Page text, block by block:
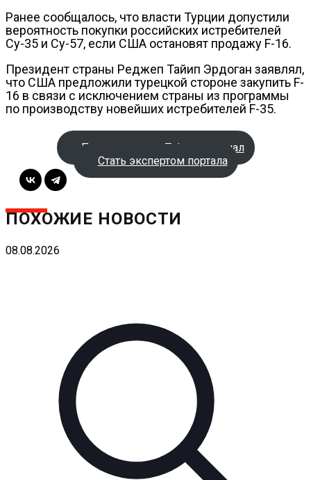
Ранее сообщалось, что власти Турции допустили
вероятность покупки российских истребителей
Су-35 и Су-57, если США остановят продажу F-16.
Президент страны Реджеп Тайип Эрдоган заявлял,
что США предложили турецкой стороне закупить F-
16 в связи с исключением страны из программы
по производству новейших истребителей F-35.
Подписаться на Telegram-канал
Стать экспертом портала
ПОХОЖИЕ НОВОСТИ
08.08.2026